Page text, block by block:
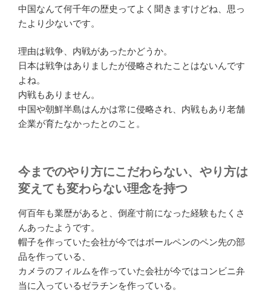
中国なんて何千年の歴史ってよく聞きますけどね、思っ
たより少ないです。
理由は戦争、内戦があったかどうか。
日本は戦争はありましたが侵略されたことはないんです
よね。
内戦もありません。
中国や朝鮮半島はんかは常に侵略され、内戦もあり老舗
企業が育たなかったとのこと。
今までのやり方にこだわらない、やり方は
変えても変わらない理念を持つ
何百年も業歴があると、倒産寸前になった経験もたくさ
んあったようです。
帽子を作っていた会社が今ではボールペンのペン先の部
品を作っている、
カメラのフィルムを作っていた会社が今ではコンビニ弁
当に入っているゼラチンを作っている。